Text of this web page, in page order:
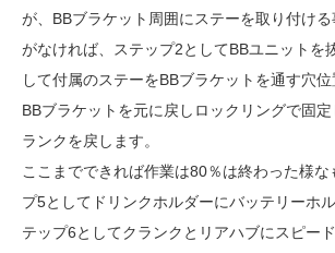
が、BBブラケット周囲にステーを取り付け
がなければ、ステップ2としてBBユニットを
して付属のステーをBBブラケットを通す穴
BBブラケットを元に戻しロックリングで固
ランクを戻します。
ここまでできれば作業は80％は終わった様な
プ5としてドリンクホルダーにバッテリーホ
テップ6としてクランクとリアハブにスピー